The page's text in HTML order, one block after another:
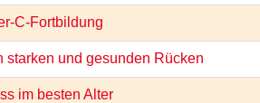
C-Fortbildung
starken und gesunden Rücken
im besten Alter